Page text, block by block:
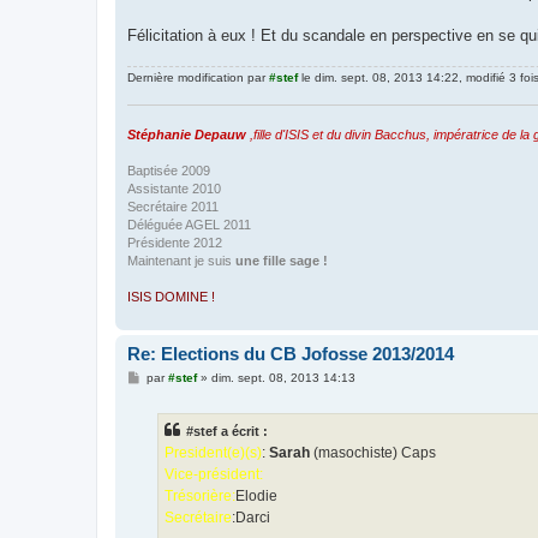
Félicitation à eux ! Et du scandale en perspective en se
Dernière modification par#stefle dim. sept. 08, 2013 14:22, modifié 3 fois.
Stéphanie Depauw ,fille d'ISIS et du divin Bacchus, impératrice de la
Baptisée 2009
Assistante 2010
Secrétaire 2011
Déléguée AGEL 2011
Présidente 2012
Maintenant je suis une fille sage !
ISIS DOMINE !
Re: Elections du CB Jofosse 2013/2014
Mpar#stef» dim. sept. 08, 2013 14:13
#stef a écrit :
President(e)(s): Sarah (masochiste) Caps
Vice-président:
Trésorière:Elodie
Secrétaire:Darci